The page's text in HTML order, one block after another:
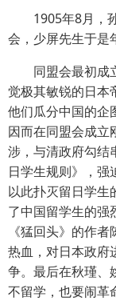
1905年8月，孙
会，少屏先生于是
同盟会最初成立
觉极其敏锐的日本
他们瓜分中国的企
因而在同盟会成立
涉，与清政府勾结
日学生规则》，强
以此扑灭留日学生
了中国留学生的强
《猛回头》的作
热血，对日本政府
争。最后在秋瑾、
不留学，也要闹革